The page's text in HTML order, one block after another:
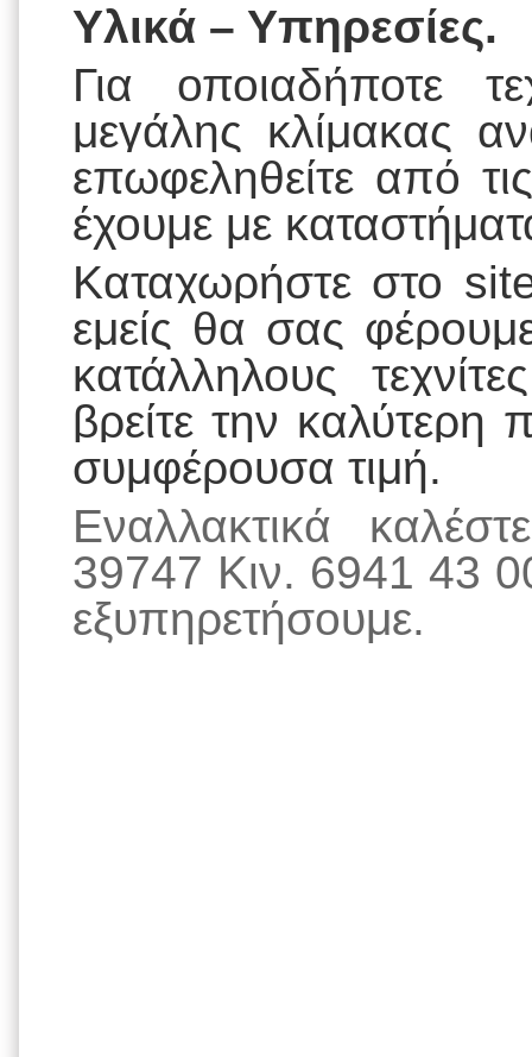
Υλικά – Υπηρεσίες.
Για οποιαδήποτε
μεγάλης κλίμακας
επωφεληθείτε από
έχουμε με
Καταχωρήστε στο
εμείς θα σας
κατάλληλους
βρείτε την καλύτερη
συμφέρουσα τιμή.
Εναλλακτικά
39747 Κιν. 6941 43
εξυπηρετήσουμε.